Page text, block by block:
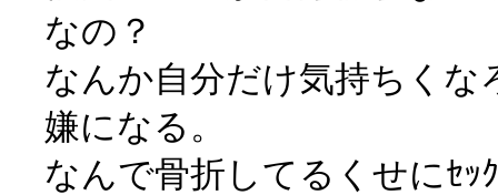
なの？
なんか自分だけ気持ちく
嫌になる。
なんで骨折してるくせにｾ